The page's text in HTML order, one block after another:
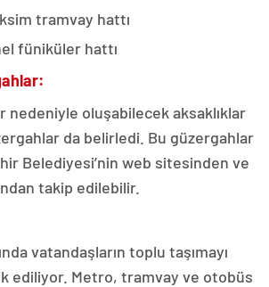
tramvay hattı
füniküler hattı
nedeniyle oluşabilecek aksaklıklar
da belirledi. Bu güzergahlar
Belediyesi’nin web sitesinden ve
takip edilebilir.
vatandaşların toplu taşımayı
ediliyor. Metro, tramvay ve otobüs